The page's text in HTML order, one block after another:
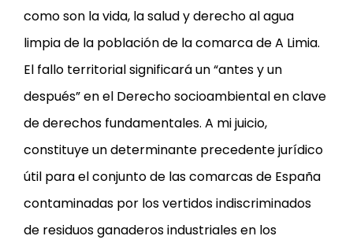
como son la vida, la salud y derecho al agua
limpia de la población de la comarca de A Limia.
El fallo territorial significará un “antes y un
después” en el Derecho socioambiental en clave
de derechos fundamentales. A mi juicio,
constituye un determinante precedente jurídico
útil para el conjunto de las comarcas de España
contaminadas por los vertidos indiscriminados
de residuos ganaderos industriales en los